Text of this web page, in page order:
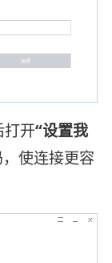
打开“设置我
使连接更容